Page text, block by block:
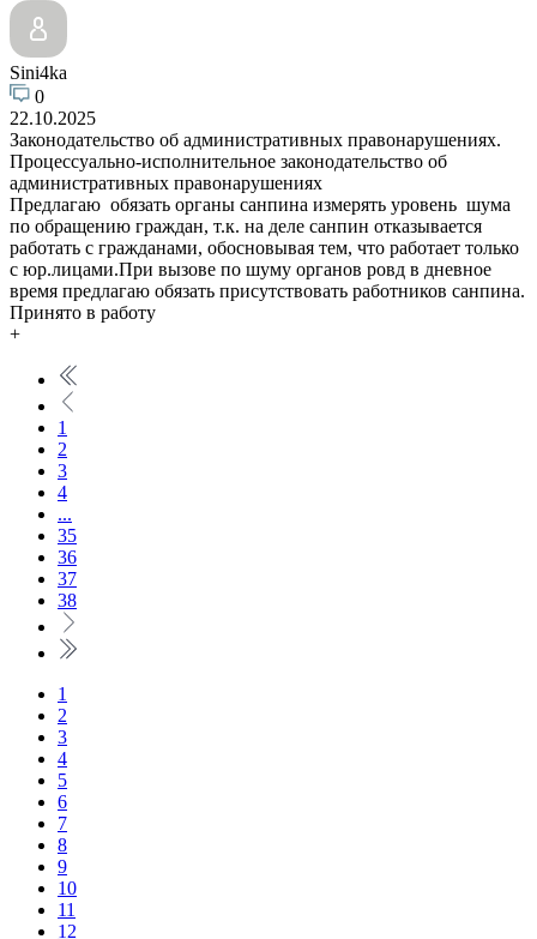
Sini4ka
0
22.10.2025
Законодательство об административных правонарушениях.
Процессуально-исполнительное законодательство об
административных правонарушениях
Предлагаю обязать органы санпина измерять уровень шума
по обращению граждан, т.к. на деле санпин отказывается
работать с гражданами, обосновывая тем, что работает только
с юр.лицами.При вызове по шуму органов ровд в дневное
время предлагаю обязать присутствовать работников санпина.
Принято в работу
+
1
2
3
4
...
35
36
37
38
1
2
3
4
5
6
7
8
9
10
11
12